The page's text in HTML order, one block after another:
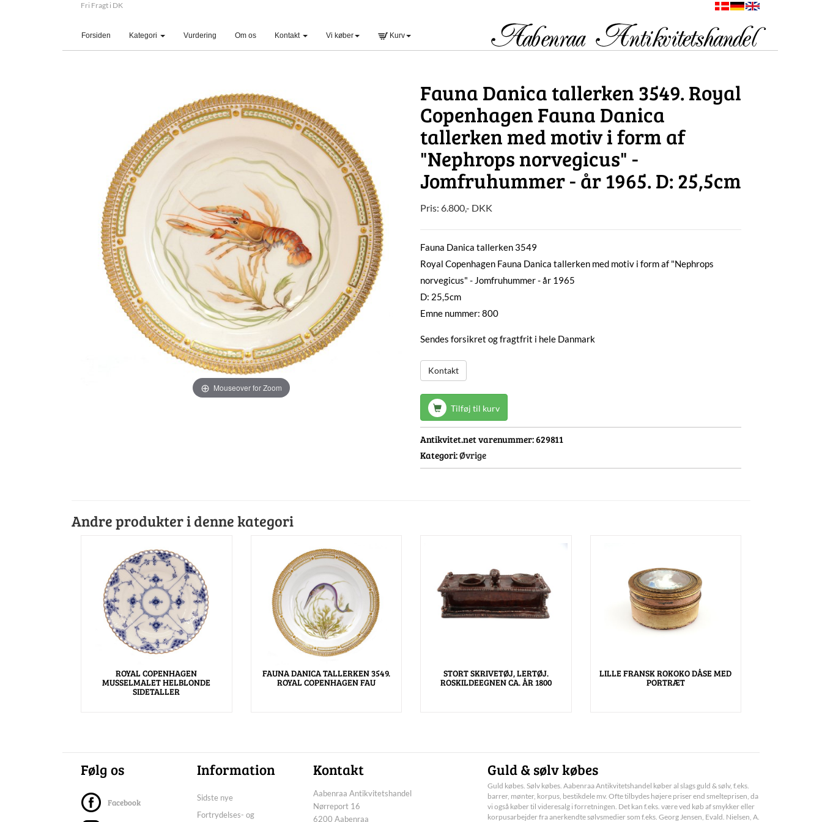
Fri Fragt i DK
Forsiden (current)Kategori Vurdering Om os Kontakt Vi køber Kurv
Mouseover for Zoom
Fauna Danica tallerken 3549. Royal
Copenhagen Fauna Danica
tallerken med motiv i form af
"Nephrops norvegicus" -
Jomfruhummer - år 1965. D: 25,5cm
Pris: 6.800,- DKK
Fauna Danica tallerken 3549
Royal Copenhagen Fauna Danica tallerken med motiv i form af "Nephrops
norvegicus" - Jomfruhummer - år 1965
D: 25,5cm
Emne nummer: 800
Sendes forsikret og fragtfrit i hele Danmark
Kontakt
Tilføj til kurv
Antikvitet.net varenummer:629811
Kategori:Øvrige
Andre produkter i denne kategori
ROYAL COPENHAGEN
MUSSELMALET HELBLONDE
SIDETALLER
FAUNA DANICA TALLERKEN 3549.
ROYAL COPENHAGEN FAU
STORT SKRIVETØJ, LERTØJ.
ROSKILDEEGNEN CA. ÅR 1800
LILLE FRANSK ROKOKO DÅSE MED
PORTRÆT
Følg os
Facebook
Information
Sidste nye
Fortrydelses- og
Kontakt
Aabenraa Antikvitetshandel
Nørreport 16
6200 Aabenraa
Guld & sølv købes
Guld købes. Sølv købes. Aabenraa Antikvitetshandel køber al slags guld & sølv, f.eks.
barrer, mønter, korpus, bestikdele mv. Ofte tilbydes højere priser end smelteprisen, da
vi også køber til videresalg i forretningen. Det kan f.eks. være ved køb af smykker eller
korpusarbejder fra anerkendte sølvsmedier som f.eks. Georg Jensen, Evald. Nielsen, A.